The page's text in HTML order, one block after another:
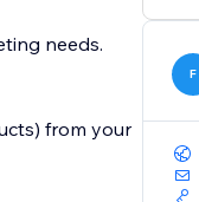
needs.
from your
F